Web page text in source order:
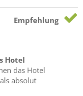
Empfehlung
Hotel
das Hotel
absolut